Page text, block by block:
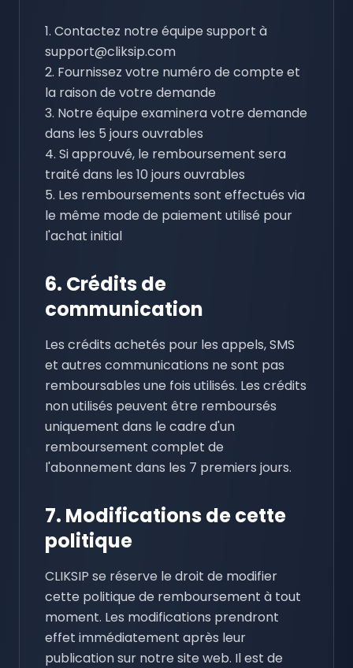
1. Contactez notre équipe support à
support@cliksip.com
2. Fournissez votre numéro de compte et
la raison de votre demande
3. Notre équipe examinera votre demande
dans les 5 jours ouvrables
4. Si approuvé, le remboursement sera
traité dans les 10 jours ouvrables
5. Les remboursements sont effectués via
le même mode de paiement utilisé pour
l'achat initial
6. Crédits de
communication
Les crédits achetés pour les appels, SMS
et autres communications ne sont pas
remboursables une fois utilisés. Les crédits
non utilisés peuvent être remboursés
uniquement dans le cadre d'un
remboursement complet de
l'abonnement dans les 7 premiers jours.
7. Modifications de cette
politique
CLIKSIP se réserve le droit de modifier
cette politique de remboursement à tout
moment. Les modifications prendront
effet immédiatement après leur
publication sur notre site web. Il est de